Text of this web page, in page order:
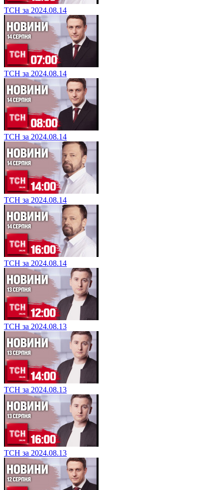
ТСН за 2024.08.14
ТСН за 2024.08.14
ТСН за 2024.08.14
ТСН за 2024.08.14
ТСН за 2024.08.14
ТСН за 2024.08.13
ТСН за 2024.08.13
ТСН за 2024.08.13